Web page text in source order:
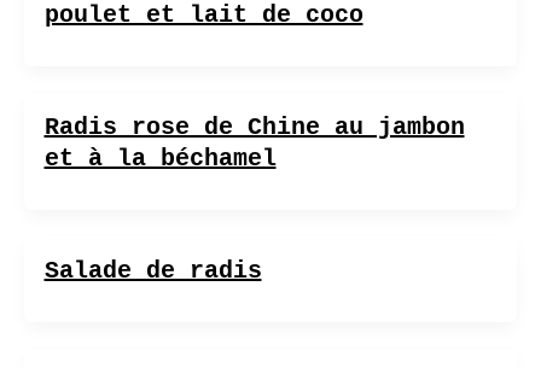
poulet et lait de coco
Radis rose de Chine au jambon
et à la béchamel
Salade de radis